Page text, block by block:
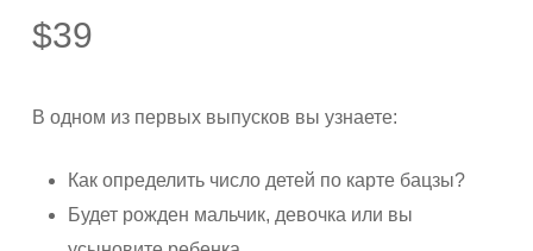
$39
В одном из первых выпусков вы узнаете:
Как определить число детей по карте бацзы?
Будет рожден мальчик, девочка или вы